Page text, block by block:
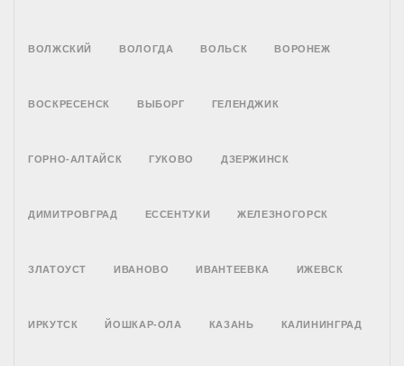
ВОЛЖСКИЙ ВОЛОГДА ВОЛЬСК ВОРОНЕЖ
ВОСКРЕСЕНСК ВЫБОРГ ГЕЛЕНДЖИК
ГОРНО-АЛТАЙСК ГУКОВО ДЗЕРЖИНСК
ДИМИТРОВГРАД ЕССЕНТУКИ ЖЕЛЕЗНОГОРСК
ЗЛАТОУСТ ИВАНОВО ИВАНТЕЕВКА ИЖЕВСК
ИРКУТСК ЙОШКАР-ОЛА КАЗАНЬ КАЛИНИНГРАД